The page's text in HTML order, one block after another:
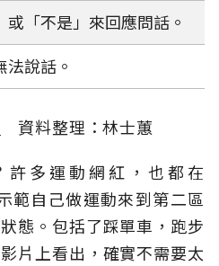
或「不是」來回應問話。
說話。
資料整理：林士蕙
多運動網紅，也都在
範自己做運動來到第二區
態。包括了踩單車，跑步
片上看出，確實不需要太